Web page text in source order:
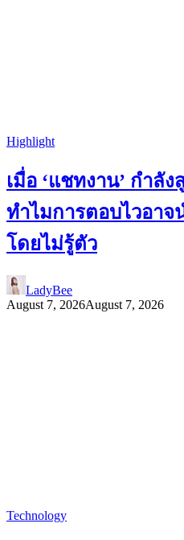
Highlight
เมื่อ ‘แชทงาน’ กำลั
ทำไมการตอบไวอาจ
โดยไม่รู้ตัว
LadyBee
August 7, 2026August 7, 2026
Technology